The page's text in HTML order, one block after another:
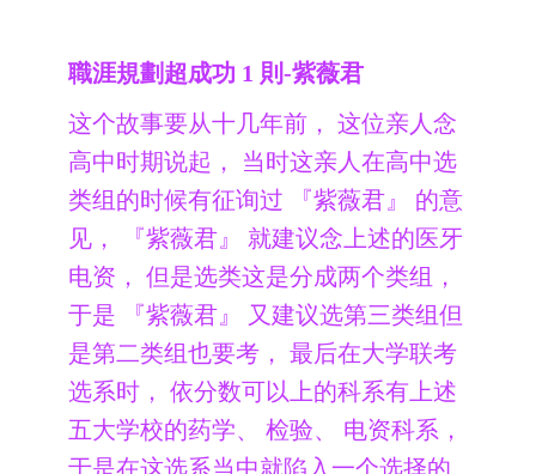
職涯規劃超成功 1 則-紫薇君
这个故事要从十几年前， 这位亲人念
高中时期说起， 当时这亲人在高中选
类组的时候有征询过 『紫薇君』 的意
见， 『紫​​薇君』 就建议念上述的医牙
电资， 但是选类这是分成两个类组，
于是 『紫薇君』 又建议选第三类组但
是第二类组也要考， 最后在大学联考
选系时， 依分数可以上的科系有上述
五大学校的药学、 检验、 电资科系，
于是在这选系当中就陷入一个选择的